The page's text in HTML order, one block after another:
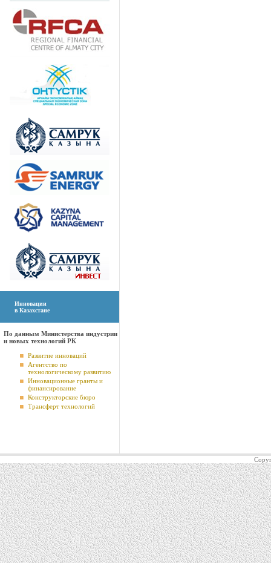
Инновации
в Казахстане
По данным Министерства индустрии
и новых технологий РК
Развитие инноваций
Агентство по
технологическому развитию
Инновационные гранты и
финансирование
Конструкторские бюро
Трансферт технологий